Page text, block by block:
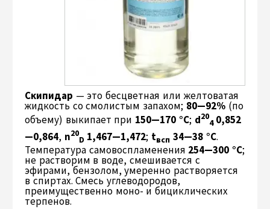
Скипидар — это бесцветная или желтоватая
жидкость со смолистым запахом; 80—92%(по
объему) выкипает при 150—170 °С; d20
40,852
—0,864, n20
D1,467—1,472; tвсп 34—38 °С.
Температура самовоспламенения 254—300 °С;
не растворим в воде, смешивается с
эфирами, бензолом, умеренно растворяется
в спиртах. Смесь углеводородов,
преимущественно моно- и бициклических
терпенов.